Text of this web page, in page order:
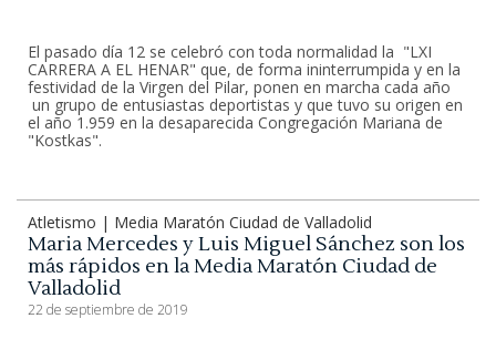
El pasado día 12 se celebró con toda normalidad la "LXI
CARRERA A EL HENAR" que, de forma ininterrumpida y en la
festividad de la Virgen del Pilar, ponen en marcha cada año
un grupo de entusiastas deportistas y que tuvo su origen en
el año 1.959 en la desaparecida Congregación Mariana de
"Kostkas".
Atletismo | Media Maratón Ciudad de Valladolid
Maria Mercedes y Luis Miguel Sánchez son los
más rápidos en la Media Maratón Ciudad de
Valladolid
22 de septiembre de 2019